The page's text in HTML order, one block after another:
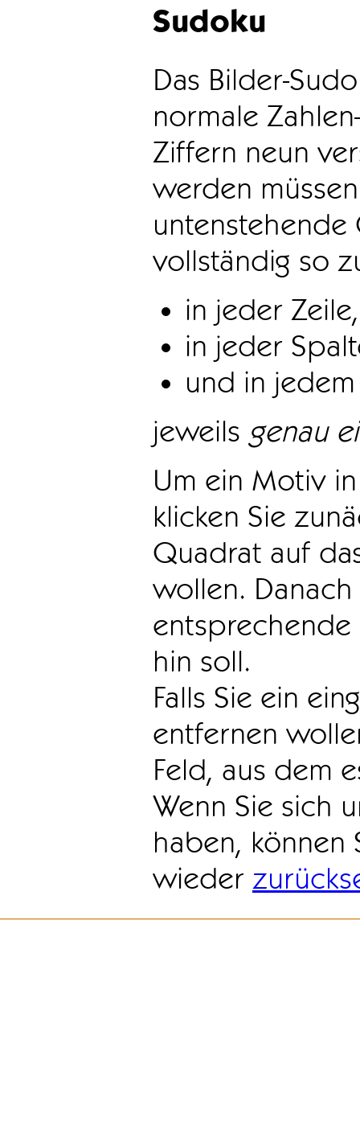
Sudoku
Das Bilder-
normale
Ziffern neun
werden
vollständig so
in jeder Zeile,
in jeder
und in
jeweils genau
Um ein Motiv
klicken Sie
Quadrat auf
wollen.
hin soll.
Falls Sie ein
entfernen
Feld, aus dem
Wenn Sie sich
haben, können
wieder